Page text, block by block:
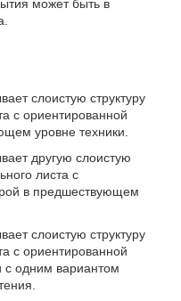
может быть в
слоистую структуру
с ориентированной
уровне техники.
другую слоистую
листа с
в предшествующем
слоистую структуру
с ориентированной
с одним вариантом